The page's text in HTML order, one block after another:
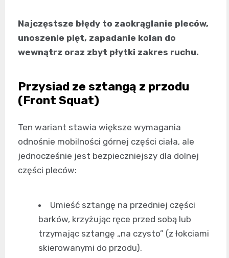
Najczęstsze błędy to zaokrąglanie pleców,
unoszenie pięt, zapadanie kolan do
wewnątrz oraz zbyt płytki zakres ruchu.
Przysiad ze sztangą z przodu
(Front Squat)
Ten wariant stawia większe wymagania
odnośnie mobilności górnej części ciała, ale
jednocześnie jest bezpieczniejszy dla dolnej
części pleców:
Umieść sztangę na przedniej części
barków, krzyżując ręce przed sobą lub
trzymając sztangę „na czysto” (z łokciami
skierowanymi do przodu).